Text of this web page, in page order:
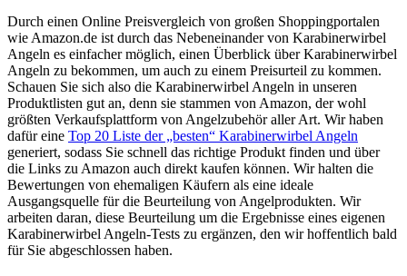
Durch einen Online Preisvergleich von großen Shoppingportalen
wie Amazon.de ist durch das Nebeneinander von Karabinerwirbel
Angeln es einfacher möglich, einen Überblick über Karabinerwirbel
Angeln zu bekommen, um auch zu einem Preisurteil zu kommen.
Schauen Sie sich also die Karabinerwirbel Angeln in unseren
Produktlisten gut an, denn sie stammen von Amazon, der wohl
größten Verkaufsplattform von Angelzubehör aller Art. Wir haben
dafür eine Top 20 Liste der „besten“ Karabinerwirbel Angeln
generiert, sodass Sie schnell das richtige Produkt finden und über
die Links zu Amazon auch direkt kaufen können. Wir halten die
Bewertungen von ehemaligen Käufern als eine ideale
Ausgangsquelle für die Beurteilung von Angelprodukten. Wir
arbeiten daran, diese Beurteilung um die Ergebnisse eines eigenen
Karabinerwirbel Angeln-Tests zu ergänzen, den wir hoffentlich bald
für Sie abgeschlossen haben.